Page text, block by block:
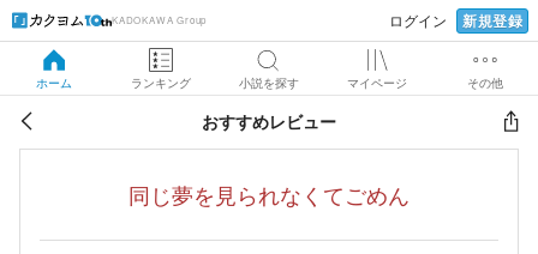
KADOKAWA Group ログイン 新規登録
ホーム ランキング 小説を探す マイページ その他
おすすめレビュー
同じ夢を見られなくてごめん